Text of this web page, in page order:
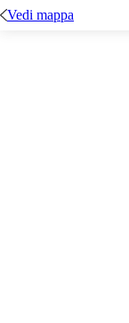
Vedi mappa